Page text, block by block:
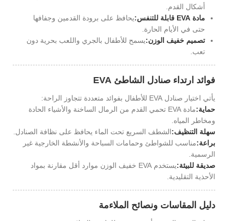
أشكال القدم.
مادة EVA قابلة للتنفس:
يحافظ على برودة القدمين وجفافها
حتى في الأيام الحارة.
تصميم خفيف الوزن:يسمح للأطفال بالجري واللعب بحرية دون
تعب.
فوائد ارتداء صنادل الشاطئ EVA
يأتي اختيار صنادل EVA للأطفال بفوائد متعددة تتجاوز الراحة:
حماية:
مادة EVA تحمي القدم من الرمال الساخنة والأشياء الحادة
ومخاطر المياه.
سهلة التنظيف:الشطف السريع تحت الماء يحافظ على نظافة الصنادل.
براعة:مناسب للشواطئ وحمامات السباحة والأنشطة الخارجية غير
الرسمية.
صديقة للبيئة:
يستخدم EVA خفيف الوزن موارد أقل مقارنة بمواد
الأحذية التقليدية.
دليل المقاسات ونصائح الملاءمة